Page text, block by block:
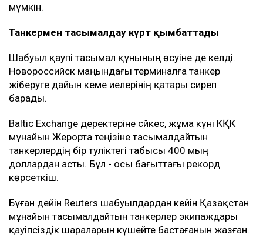
мүмкін.
Танкермен тасымалдау күрт қымбаттады
Шабуыл қаупі тасымал құнының өсуіне де әкелді.
Новороссийск маңындағы терминалға танкер
жіберуге дайын кеме иелерінің қатары сиреп
барады.
Baltic Exchange деректеріне сәйкес, жұма күні КҚК
мұнайын Жерорта теңізіне тасымалдайтын
танкерлердің бір тәуліктегі табысы 400 мың
доллардан асты. Бұл - осы бағыттағы рекорд
көрсеткіш.
Бұған дейін Reuters шабуылдардан кейін Қазақстан
мұнайын тасымалдайтын танкерлер экипаждары
қауіпсіздік шараларын күшейте бастағанын жазған.